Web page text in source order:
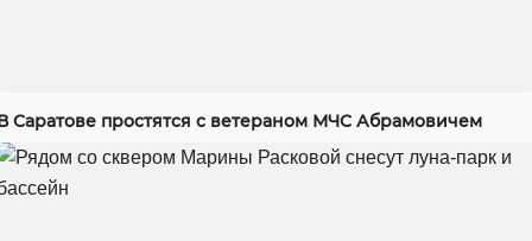
Саратове простятся с ветераном МЧС Абрамовичем